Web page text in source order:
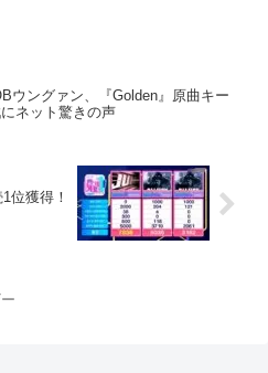
ウングァン、『Golden』原曲キー
ネット驚きの声
位獲得！